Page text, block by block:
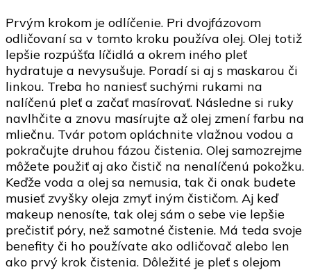
Prvým krokom je odlíčenie. Pri dvojfázovom
odličovaní sa v tomto kroku používa olej. Olej totiž
lepšie rozpúšťa líčidlá a okrem iného pleť
hydratuje a nevysušuje. Poradí si aj s maskarou či
linkou. Treba ho naniesť suchými rukami na
nalíčenú pleť a začať masírovať. Následne si ruky
navlhčite a znovu masírujte až olej zmení farbu na
mliečnu. Tvár potom opláchnite vlažnou vodou a
pokračujte druhou fázou čistenia. Olej samozrejme
môžete použiť aj ako čistič na nenalíčenú pokožku.
Keďže voda a olej sa nemusia, tak či onak budete
musieť zvyšky oleja zmyť iným čističom. Aj keď
makeup nenosíte, tak olej sám o sebe vie lepšie
prečistiť póry, než samotné čistenie. Má teda svoje
benefity či ho používate ako odličovač alebo len
ako prvý krok čistenia. Dôležité je pleť s olejom